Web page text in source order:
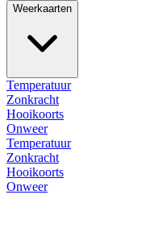
Weerkaarten
Temperatuur
Zonkracht
Hooikoorts
Onweer
Temperatuur
Zonkracht
Hooikoorts
Onweer